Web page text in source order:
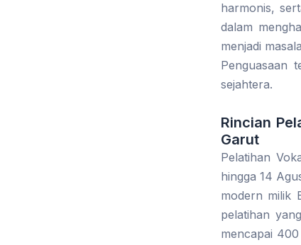
harmonis,
dalam
menjadi
Penguasaan
sejahtera.
Rincian
Garut
Pelatihan
hingga 14
modern milik
pelatihan
mencapai